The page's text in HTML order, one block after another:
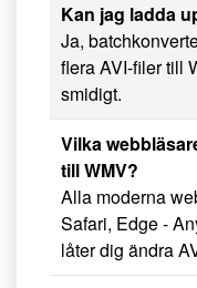
Kan jag ladda
Ja,
flera AVI-filer till
smidigt.
Vilka
till WMV?
Alla moderna
Safari, Edge -
låter dig ändra